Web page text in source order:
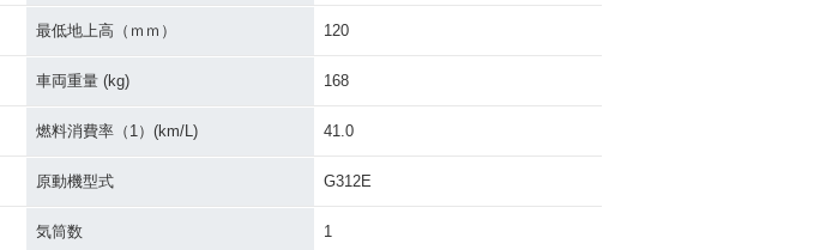
ラーチェンジ
最低地上高（ｍｍ） 120
車両重量 (kg) 168
燃料消費率（1）(km/L) 41.0
原動機型式 G312E
気筒数 1